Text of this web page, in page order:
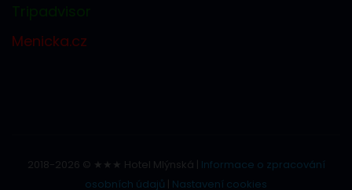
Tripadvisor
Menicka.cz
2018-2026 © ★★★ Hotel Mlýnská | Informace o zpracování
osobních údajů | Nastavení cookies